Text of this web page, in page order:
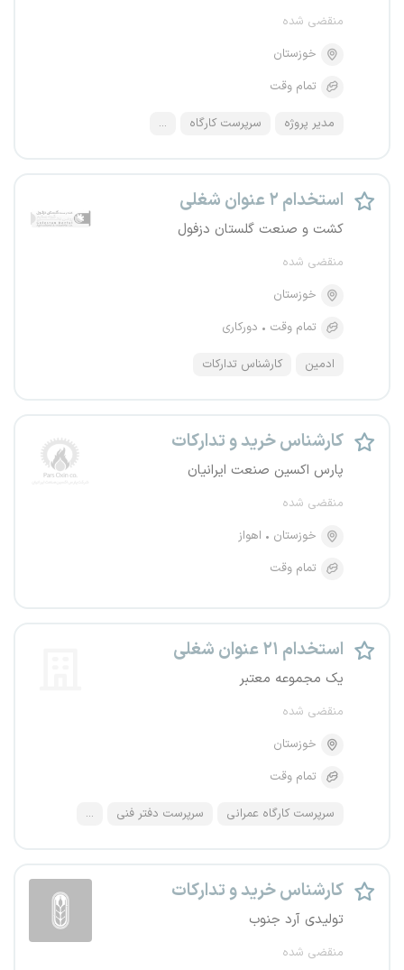
منقضی شده
خوزستان
تمام وقت
مدیر پروژه سرپرست کارگاه ...
استخدام ۲ عنوان شغلی
کشت و صنعت گلستان دزفول
منقضی شده
خوزستان
تمام وقت
دورکاری
ادمین کارشناس تدارکات
کارشناس خرید و تدارکات
پارس اکسین صنعت ایرانیان
منقضی شده
خوزستان
اهواز
تمام وقت
استخدام ۲۱ عنوان شغلی
یک مجموعه معتبر
منقضی شده
خوزستان
تمام وقت
سرپرست کارگاه عمرانی سرپرست دفتر فنی ...
کارشناس خرید و تدارکات
تولیدی آرد جنوب
منقضی شده